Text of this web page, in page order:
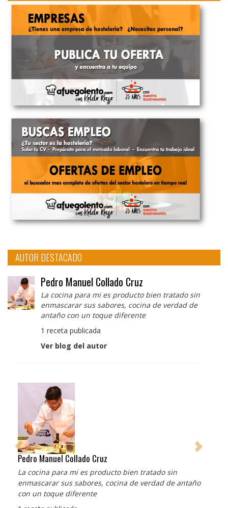
AUTOR DESTACADO
Pedro Manuel Collado Cruz
La cocina para mi es producto bien tratado sin
enmascarar sus sabores, cocina de verdad de
antaño con un toque diferente
1 receta publicada
Ver blog del autor
Pedro Manuel Collado Cruz
La cocina para mi es producto bien tratado sin
enmascarar sus sabores, cocina de verdad de antaño
con un toque diferente